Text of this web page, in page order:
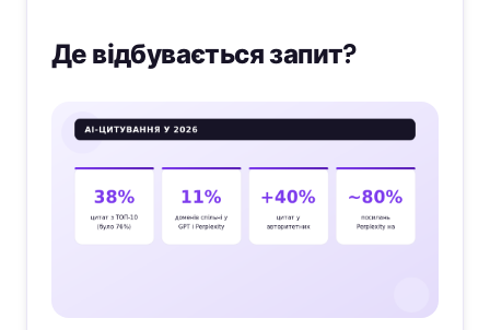
Де відбувається запит?